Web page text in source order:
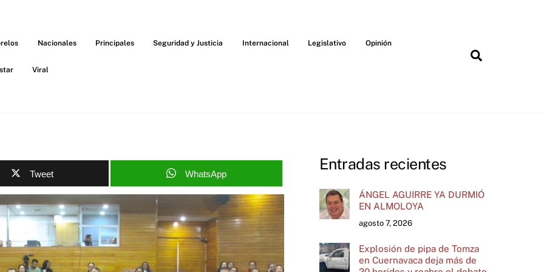
Nacionales Principales Seguridad y Justicia Internacional Legislativo Opinión
Viral
Tweet WhatsApp
Entradas recientes
ÁNGEL AGUIRRE YA DURMIÓ
EN ALMOLOYA
agosto 7, 2026
Explosión de pipa de Tomza
en Cuernavaca deja más de